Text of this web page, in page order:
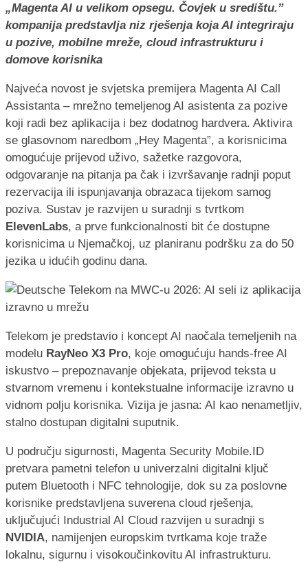
„Magenta AI u velikom opsegu. Čovjek u središtu.”
kompanija predstavlja niz rješenja koja AI integriraju
u pozive, mobilne mreže, cloud infrastrukturu i
domove korisnika
Najveća novost je svjetska premijera Magenta AI Call
Assistanta – mrežno temeljenog AI asistenta za pozive
koji radi bez aplikacija i bez dodatnog hardvera. Aktivira
se glasovnom naredbom „Hey Magenta”, a korisnicima
omogućuje prijevod uživo, sažetke razgovora,
odgovaranje na pitanja pa čak i izvršavanje radnji poput
rezervacija ili ispunjavanja obrazaca tijekom samog
poziva. Sustav je razvijen u suradnji s tvrtkom
ElevenLabs, a prve funkcionalnosti bit će dostupne
korisnicima u Njemačkoj, uz planiranu podršku za do 50
jezika u idućih godinu dana.
Telekom je predstavio i koncept AI naočala temeljenih na
modelu RayNeo X3 Pro, koje omogućuju hands-free AI
iskustvo – prepoznavanje objekata, prijevod teksta u
stvarnom vremenu i kontekstualne informacije izravno u
vidnom polju korisnika. Vizija je jasna: AI kao nenametljiv,
stalno dostupan digitalni suputnik.
U području sigurnosti, Magenta Security Mobile.ID
pretvara pametni telefon u univerzalni digitalni ključ
putem Bluetooth i NFC tehnologije, dok su za poslovne
korisnike predstavljena suverena cloud rješenja,
uključujući Industrial AI Cloud razvijen u suradnji s
NVIDIA, namijenjen europskim tvrtkama koje traže
lokalnu, sigurnu i visokoučinkovitu AI infrastrukturu.